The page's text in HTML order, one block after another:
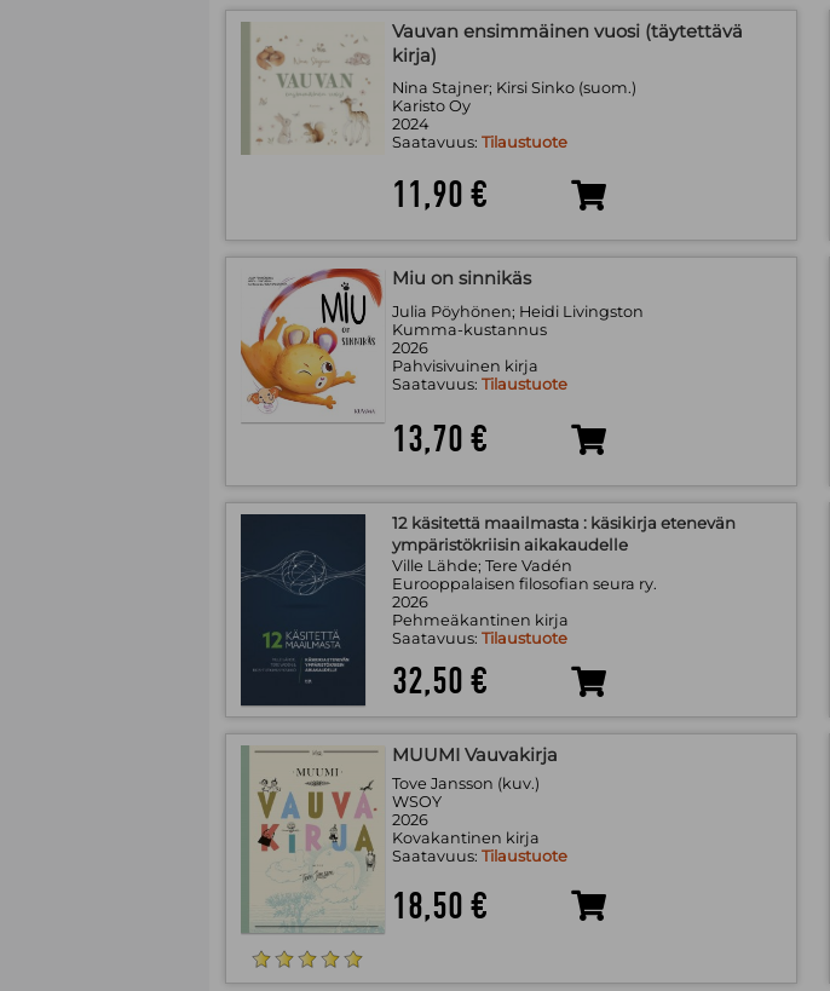
Vauvan ensimmäinen vuosi (täytettävä
kirja)
Nina Stajner; Kirsi Sinko (suom.)
Karisto Oy
2024
Saatavuus:Tilaustuote
11,90 €
Miu on sinnikäs
Julia Pöyhönen; Heidi Livingston
Kumma-kustannus
2026
Pahvisivuinen kirja
Saatavuus:Tilaustuote
13,70 €
12 käsitettä maailmasta : käsikirja etenevän
ympäristökriisin aikakaudelle
Ville Lähde; Tere Vadén
Eurooppalaisen filosofian seura ry.
2026
Pehmeäkantinen kirja
Saatavuus:Tilaustuote
32,50 €
MUUMI Vauvakirja
Tove Jansson (kuv.)
WSOY
2026
Kovakantinen kirja
Saatavuus:Tilaustuote
18,50 €